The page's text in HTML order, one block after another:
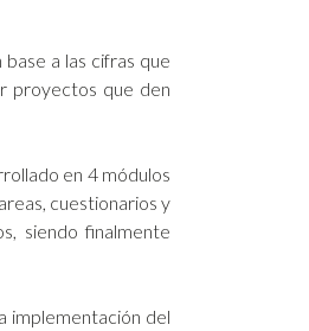
a las cifras que
proyectos que den
en 4 módulos
cuestionarios y
siendo finalmente
implementación del